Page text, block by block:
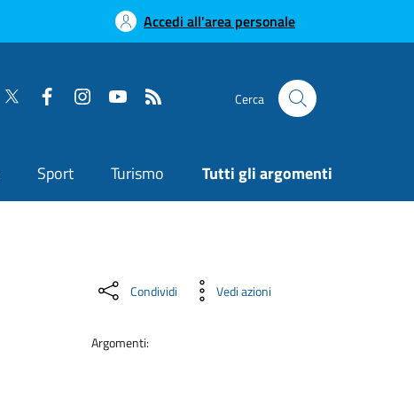
Accedi all'area personale
Cerca
Sport Turismo Tutti gli argomenti
Condividi Vedi azioni
Argomenti: